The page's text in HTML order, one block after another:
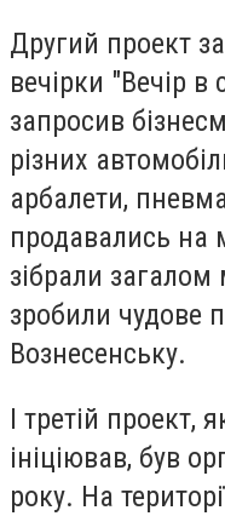
Другий проект
вечірки "Вечір в
запросив
різних
арбалети,
продавались на
зібрали
зробили чудове
Вознесенську.
І третій проект,
ініціював, був
року. На